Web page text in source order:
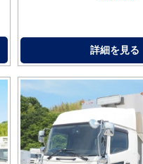
詳細を見る